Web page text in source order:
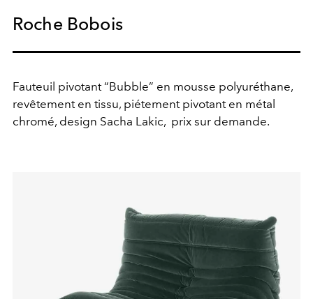
Roche Bobois
Fauteuil pivotant “Bubble” en mousse polyuréthane,
revêtement en tissu, piétement pivotant en métal
chromé, design Sacha Lakic, prix sur demande.